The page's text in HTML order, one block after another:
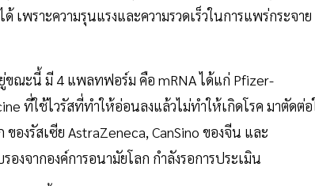
เพราะความรุนแรงและความรวดเร็วในการแพร่กระจาย
ขณะนี้ มี 4 แพลทฟอร์ม คือ mRNA ได้แก่ Pfizer-
ที่ใช้ไวรัสที่ทำให้อ่อนลงแล้วไม่ทำให้เกิดโรค มาตัดต่อ
องรัสเซีย AstraZeneca, CanSino ของจีน และ
องจากองค์การอนามัยโลก กำลังรอการประเมิน